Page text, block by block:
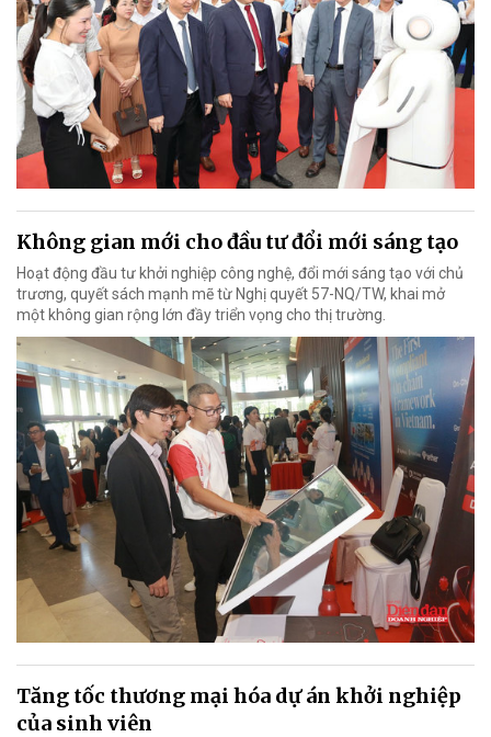
Không gian mới cho đầu tư đổi mới sáng tạo
Hoạt động đầu tư khởi nghiệp công nghệ, đổi mới sáng tạo với chủ
trương, quyết sách mạnh mẽ từ Nghị quyết 57-NQ/TW, khai mở
một không gian rộng lớn đầy triển vọng cho thị trường.
Tăng tốc thương mại hóa dự án khởi nghiệp
của sinh viên